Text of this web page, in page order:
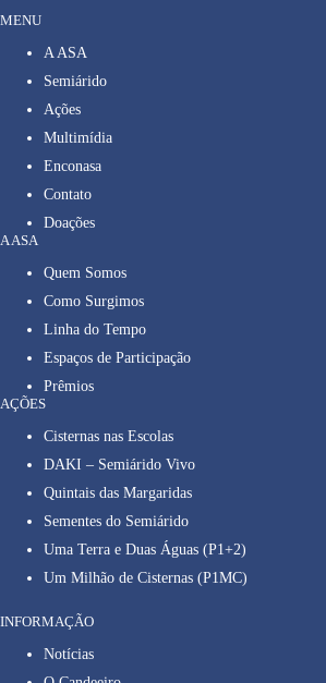
MENU
A ASA
Semiárido
Ações
Multimídia
Enconasa
Contato
Doações
A ASA
Quem Somos
Como Surgimos
Linha do Tempo
Espaços de Participação
Prêmios
AÇÕES
Cisternas nas Escolas
DAKI – Semiárido Vivo
Quintais das Margaridas
Sementes do Semiárido
Uma Terra e Duas Águas (P1+2)
Um Milhão de Cisternas (P1MC)
INFORMAÇÃO
Notícias